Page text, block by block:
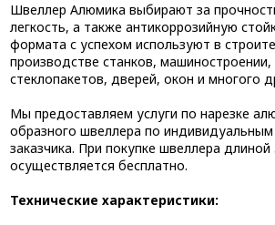
Швеллер Алюмика выбирают за
легкость, а также антикоррозийную
формата с успехом используют в
производстве станков, машиностроении,
стеклопакетов, дверей, окон и многого
Мы предоставляем услуги по нарезке
образного швеллера по
заказчика. При покупке швеллера
осуществляется бесплатно.
Технические характеристики: